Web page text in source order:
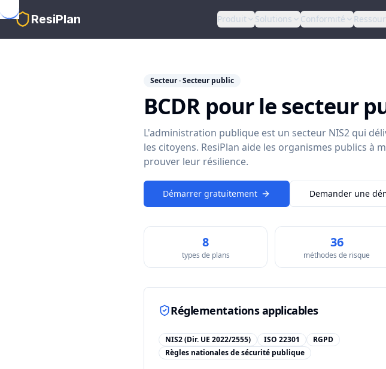
Skip to main content
ResiPlan Produit Solutions Conformité
Secteur · Secteur public
BCDR pour le secteur
L'administration publique est un secteur NIS2 qui
les citoyens. ResiPlan aide les organismes publics à
prouver leur résilience.
Démarrer gratuitement Demander une
8
types de plans
36
méthodes de risque
Réglementations applicables
NIS2 (Dir. UE 2022/2555) ISO 22301
RGPD
Règles nationales de sécurité publique